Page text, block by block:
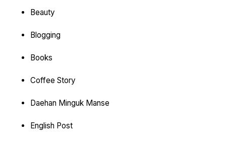
Beauty
Blogging
Books
Coffee Story
Daehan Minguk Manse
English Post